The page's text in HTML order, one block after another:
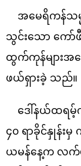
အမေရိကန်သမ္
သွင်းသော ကော်
ထွက်ကုန်များအပ
ဖယ်ရှားခဲ့ သည်။
ဒေါ်နယ်ထရမ့်
၄၀ ရာခိုင်နှုန်း
ယမန်နေ့က လက်